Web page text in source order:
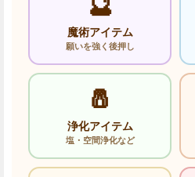
魔術アイテム
願いを強く後押し
🧂
浄化アイテム
塩・空間浄化など